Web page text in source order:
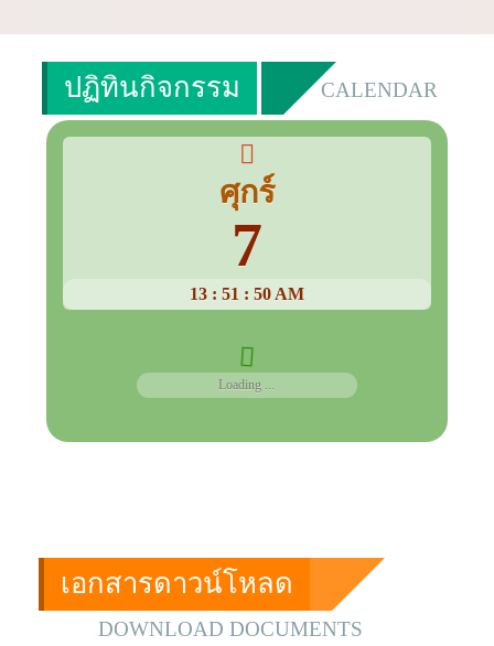
More
ปฏิทินกิจกรรม CALENDAR
ศุกร์
7
13: 51 : 50 AM
Loading ...
เอกสารดาวน์โหลด
DOWNLOAD DOCUMENTS